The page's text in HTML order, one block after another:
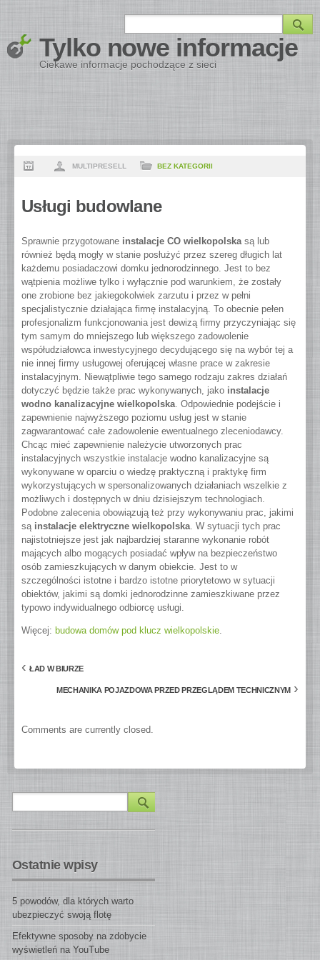
Tylko nowe informacje
Ciekawe informacje pochodzące z sieci
MULTIPRESELL BEZ KATEGORII
Usługi budowlane
Sprawnie przygotowane instalacje CO wielkopolskasą lub
również będą mogły w stanie posłużyć przez szereg długich lat
każdemu posiadaczowi domku jednorodzinnego. Jest to bez
wątpienia możliwe tylko i wyłącznie pod warunkiem, że zostały
one zrobione bez jakiegokolwiek zarzutu i przez w pełni
specjalistycznie działająca firmę instalacyjną. To obecnie pełen
profesjonalizm funkcjonowania jest dewizą firmy przyczyniając się
tym samym do mniejszego lub większego zadowolenie
współudziałowca inwestycyjnego decydującego się na wybór tej a
nie innej firmy usługowej oferującej własne prace w zakresie
instalacyjnym. Niewątpliwie tego samego rodzaju zakres działań
dotyczyć będzie także prac wykonywanych, jako instalacje
wodno kanalizacyjne wielkopolska. Odpowiednie podejście i
zapewnienie najwyższego poziomu usług jest w stanie
zagwarantować całe zadowolenie ewentualnego zleceniodawcy.
Chcąc mieć zapewnienie należycie utworzonych prac
instalacyjnych wszystkie instalacje wodno kanalizacyjne są
wykonywane w oparciu o wiedzę praktyczną i praktykę firm
wykorzystujących w spersonalizowanych działaniach wszelkie z
możliwych i dostępnych w dniu dzisiejszym technologiach.
Podobne zalecenia obowiązują też przy wykonywaniu prac, jakimi
są instalacje elektryczne wielkopolska. W sytuacji tych prac
najistotniejsze jest jak najbardziej staranne wykonanie robót
mających albo mogących posiadać wpływ na bezpieczeństwo
osób zamieszkujących w danym obiekcie. Jest to w
szczególności istotne i bardzo istotne priorytetowo w sytuacji
obiektów, jakimi są domki jednorodzinne zamieszkiwane przez
typowo indywidualnego odbiorcę usługi.
Więcej: budowa domów pod klucz wielkopolskie.
‹ ŁAD W BIURZE
MECHANIKA POJAZDOWA PRZED PRZEGLĄDEM TECHNICZNYM ›
Comments are currently closed.
Ostatnie wpisy
5 powodów, dla których warto
ubezpieczyć swoją flotę
Efektywne sposoby na zdobycie
wyświetleń na YouTube